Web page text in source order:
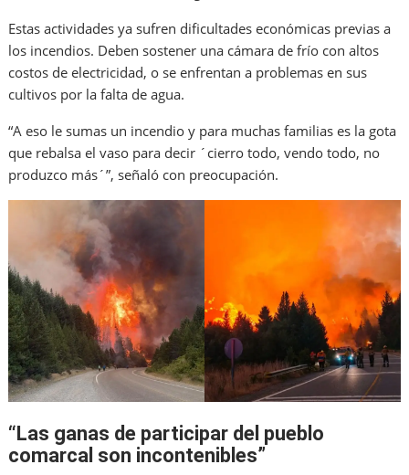
Estas actividades ya sufren dificultades económicas previas a
los incendios. Deben sostener una cámara de frío con altos
costos de electricidad, o se enfrentan a problemas en sus
cultivos por la falta de agua.
“A eso le sumas un incendio y para muchas familias es la gota
que rebalsa el vaso para decir ´cierro todo, vendo todo, no
produzco más´”, señaló con preocupación.
“Las ganas de participar del pueblo
comarcal son incontenibles”